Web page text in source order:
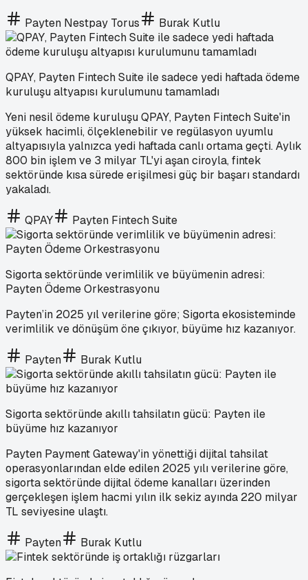
Payten Nestpay Torus Burak Kutlu
QPAY, Payten Fintech Suite ile sadece yedi haftada ödeme
kuruluşu altyapısı kurulumunu tamamladı
Yeni nesil ödeme kuruluşu QPAY, Payten Fintech Suite'in
yüksek hacimli, ölçeklenebilir ve regülasyon uyumlu
altyapısıyla yalnızca yedi haftada canlı ortama geçti. Aylık
800 bin işlem ve 3 milyar TL'yi aşan ciroyla, fintek
sektöründe kısa sürede erişilmesi güç bir başarı standardı
yakaladı.
QPAY Payten Fintech Suite
Sigorta sektöründe verimlilik ve büyümenin adresi:
Payten Ödeme Orkestrasyonu
Payten’in 2025 yıl verilerine göre; Sigorta ekosisteminde
verimlilik ve dönüşüm öne çıkıyor, büyüme hız kazanıyor.
Payten Burak Kutlu
Sigorta sektöründe akıllı tahsilatın gücü: Payten ile
büyüme hız kazanıyor
Payten Payment Gateway'in yönettiği dijital tahsilat
operasyonlarından elde edilen 2025 yılı verilerine göre,
sigorta sektöründe dijital ödeme kanalları üzerinden
gerçekleşen işlem hacmi yılın ilk sekiz ayında 220 milyar
TL seviyesine ulaştı.
Payten Burak Kutlu